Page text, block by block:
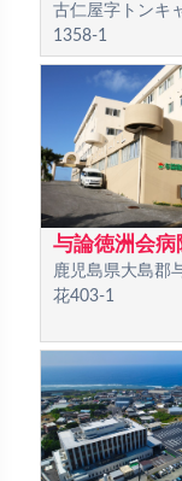
古仁屋字トンキ
1358-1
与論徳洲会病
鹿児島県大島郡
花403-1